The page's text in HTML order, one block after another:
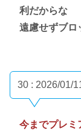
利だからな
遠慮せずブロ
30 : 2026/01/
今までプレミ